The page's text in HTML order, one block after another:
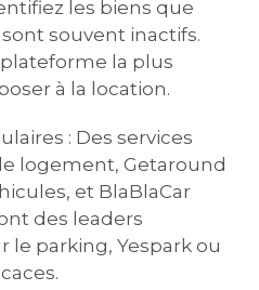
les biens que
souvent inactifs.
la plus
à la location.
: Des services
logement, Getaround
et BlaBlaCar
des leaders
le parking, Yespark ou